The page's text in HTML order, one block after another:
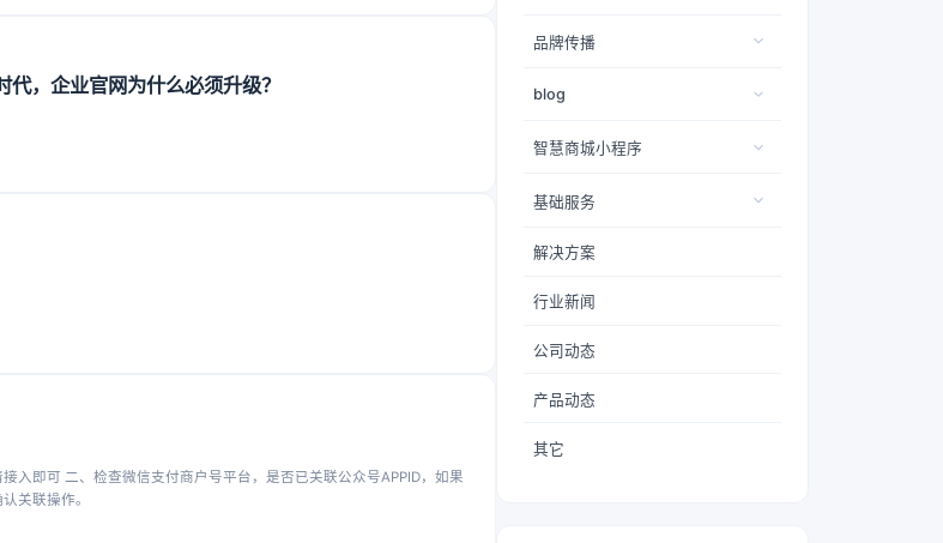
，企业官网为什么必须升级？
入即可 二、检查微信支付商户号平台，是否已关联公众号APPID，如果
关联操作。
品牌传播
blog
智慧商城小程序
基础服务
解决方案
行业新闻
公司动态
产品动态
其它